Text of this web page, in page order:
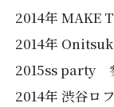
2014年 MAKE
2014年
2015ss party
2014年 渋谷ロ